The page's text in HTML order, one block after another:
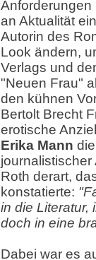
Anforderungen
an Aktualität
Autorin des
Look ändern,
Verlags und
"Neuen Frau"
den kühnen
Bertolt Brecht
erotische
Erika Mann
Roth derart,
konstatierte:
in die Literatur,
doch in eine
Dabei war es